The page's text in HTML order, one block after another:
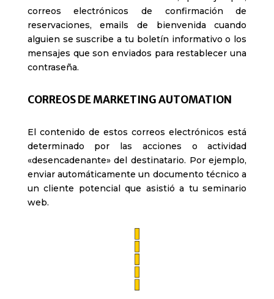
correos electrónicos de confirmación de
reservaciones, emails de bienvenida cuando
alguien se suscribe a tu boletín informativo o los
mensajes que son enviados para restablecer una
contraseña.
CORREOS DE MARKETING AUTOMATION
El contenido de estos correos electrónicos está
determinado por las acciones o actividad
«desencadenante» del destinatario. Por ejemplo,
enviar automáticamente un documento técnico a
un cliente potencial que asistió a tu seminario
web.